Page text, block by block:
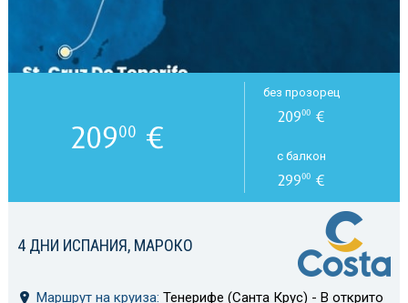
4 ДНИ ИСПАНИЯ, МАРОКО
Маршрут на круиза: Тенерифе (Санта Крус) - В открито
20900 €
без прозорец
20900 €
с балкон
29900 €